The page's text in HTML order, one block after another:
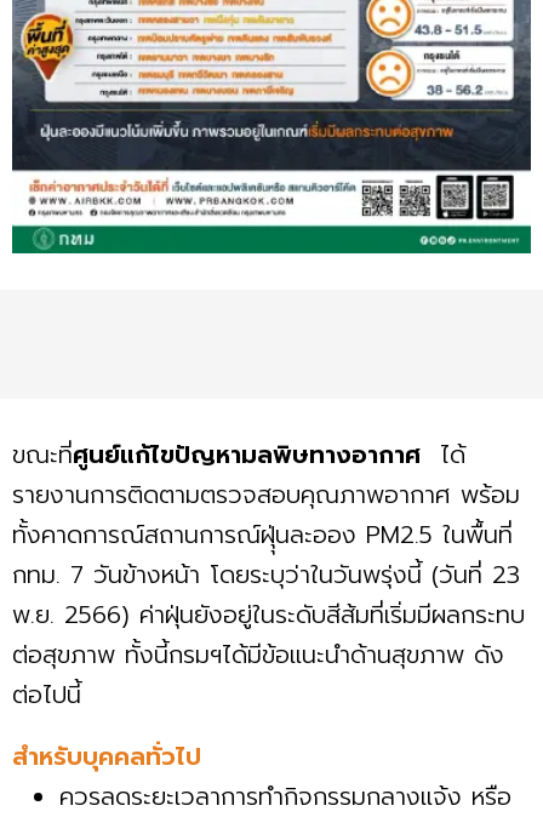
ขณะที่ศูนย์แก้ไขปัญหามลพิษทางอากาศ ได้
รายงานการติดตามตรวจสอบคุณภาพอากาศ พร้อม
ทั้งคาดการณ์สถานการณ์ฝุุ่นละออง PM2.5 ในพื้นที่
กทม. 7 วันข้างหน้า โดยระบุว่าในวันพรุ่งนี้ (วันที่ 23
พ.ย. 2566) ค่าฝุ่นยังอยู่ในระดับสีส้มที่เริ่มมีผลกระทบ
ต่อสุขภาพ ทั้งนี้กรมฯได้มีข้อแนะนำด้านสุขภาพ ดัง
ต่อไปนี้
สำหรับบุคคลทั่วไป
ควรลดระยะเวลาการทำกิจกรรมกลางแจ้ง หรือ